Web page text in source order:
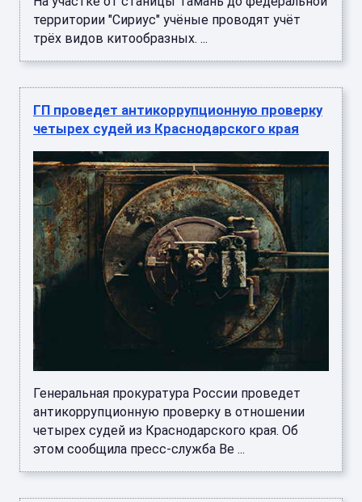
территории "Сириус" учёные проводят учёт
трёх видов китообразных. ...
ГП проведет антикоррупционную проверку
четырех судей из Краснодарского края
Генеральная прокуратура России проведет
антикоррупционную проверку в отношении
четырех судей из Краснодарского края. Об
этом сообщила пресс-служба Ве ...